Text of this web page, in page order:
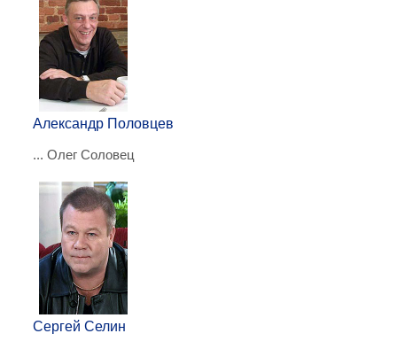
Александр Половцев
... Олег Соловец
Сергей Селин